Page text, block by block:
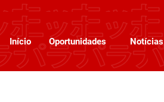
Início Oportunidades Notícias